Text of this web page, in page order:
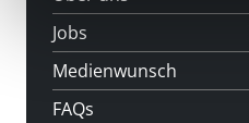
Jobs
Medienwunsch
FAQs